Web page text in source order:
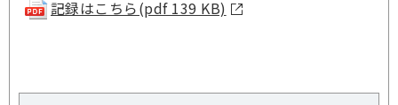
記録はこちら(pdf 139 KB)